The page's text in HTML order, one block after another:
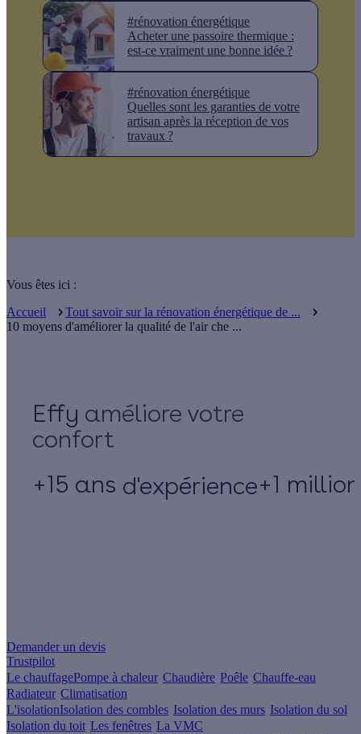
#rénovation énergétique
Acheter une passoire thermique :
est-ce vraiment une bonne idée ?
#rénovation énergétique
Quelles sont les garanties de votre
artisan après la réception de vos
travaux ?
Vous êtes ici :
Accueil
Tout savoir sur la rénovation énergétique de ...
10 moyens d'améliorer la qualité de l'air che ...
Effy
+15 ans d'expérience+1
Demander un devis
Trustpilot
Le chauffagePompe à chaleur Chaudière Poêle Chauffe-eau
Radiateur Climatisation
L'isolationIsolation des combles Isolation des murs Isolation du sol
Isolation du toit Les fenêtres La VMC